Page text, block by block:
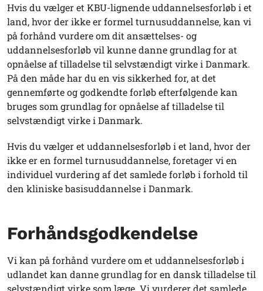
Hvis du vælger et KBU-lignende uddannelsesforløb i et
land, hvor der ikke er formel turnusuddannelse, kan vi
på forhånd vurdere om dit ansættelses- og
uddannelsesforløb vil kunne danne grundlag for at
opnåelse af tilladelse til selvstændigt virke i Danmark.
På den måde har du en vis sikkerhed for, at det
gennemførte og godkendte forløb efterfølgende kan
bruges som grundlag for opnåelse af tilladelse til
selvstændigt virke i Danmark.
Hvis du vælger et uddannelsesforløb i et land, hvor der
ikke er en formel turnusuddannelse, foretager vi en
individuel vurdering af det samlede forløb i forhold til
den kliniske basisuddannelse i Danmark.
Forhåndsgodkendelse
Vi kan på forhånd vurdere om et uddannelsesforløb i
udlandet kan danne grundlag for en dansk tilladelse til
selvstændigt virke som læge. Vi vurderer det samlede